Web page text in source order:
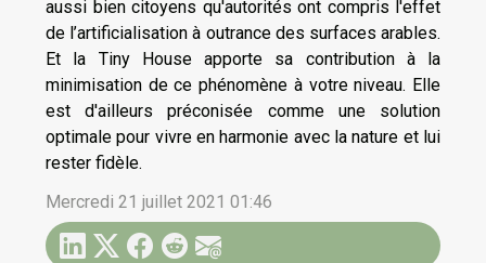
aussi bien citoyens qu'autorités ont compris l'effet
de l’artificialisation à outrance des surfaces arables.
Et la Tiny House apporte sa contribution à la
minimisation de ce phénomène à votre niveau. Elle
est d'ailleurs préconisée comme une solution
optimale pour vivre en harmonie avec la nature et lui
rester fidèle.
Mercredi 21 juillet 2021 01:46